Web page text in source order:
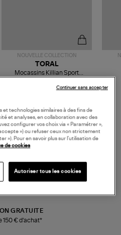
NOUVELLE COLLECTION
TORAL
Mocassins Killian Sport
Mousse
GRATUITE
150 € d'achat*
et technologies similaires à des fins de
et analyses, en collaboration avec des
configurer vos choix via « Paramétrer »,
») ou refuser ceux non strictement
»). Pour en savoir plus sur l’utilisation de
de cookies
Autoriser tous les cookies
Continuer sans accepter